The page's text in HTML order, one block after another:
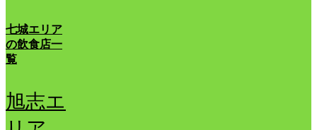
七城エリア
の飲食店一
覧
旭志エ